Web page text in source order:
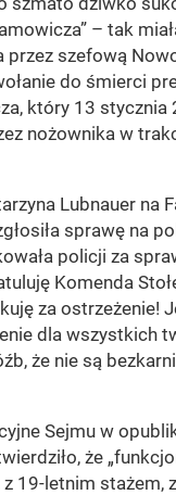
– tak
przez szefową
do śmierci
który 13 stycznia
nożownika w
Lubnauer na
sprawę na
policji za
Komenda
za ostrzeżenie!
dla wszystkich
że nie są
Sejmu w
że
19-letnim stażem,